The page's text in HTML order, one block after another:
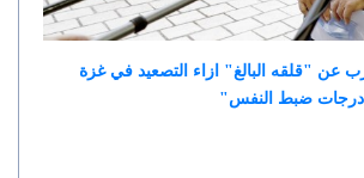
عن "قلقه البالغ" ازاء التصعيد في غزة
ضبط النفس"